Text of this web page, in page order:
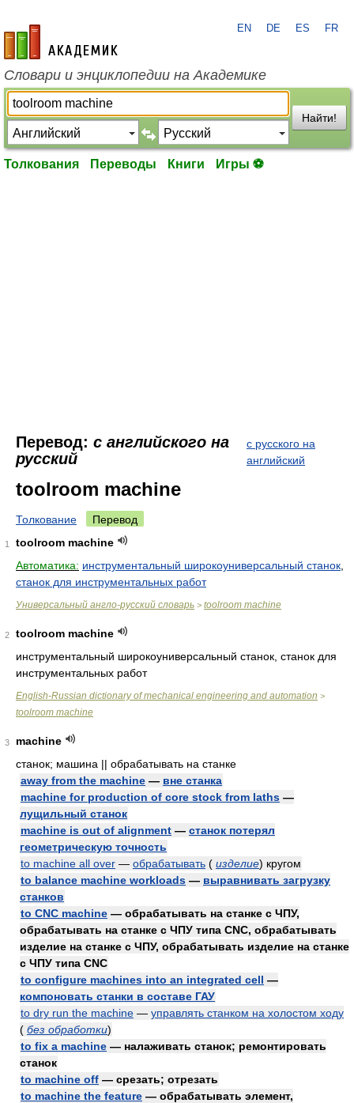
academic.ru
EN DE ES FR
Словари и энциклопедии на Академике
Найти!
Толкования Переводы Книги Игры ⚽
Перевод: с английского на
русский
с русского на
английский
toolroom machine
Толкование Перевод
1
toolroom machine
Автоматика: инструментальный широкоуниверсальный станок
станок для инструментальных работ
Универсальный англо-русский словарь > toolroom machine
2
toolroom machine
инструментальный широкоуниверсальный станок, станок для
инструментальных работ
English-Russian dictionary of mechanical engineering and automation >
toolroom machine
3
machine
станок; машина || обрабатывать на станке
away from the machine — вне станка
machine for production of core stock from laths —
лущильный станок
machine is out of alignment — станок потерял
геометрическую точность
to machine all over — обрабатывать ( изделие) кругом
to balance machine workloads — выравнивать загрузку
станков
to CNC machine — обрабатывать на станке с ЧПУ,
обрабатывать на станке с ЧПУ типа CNC, обрабатывать
изделие на станке с ЧПУ, обрабатывать изделие на станке
с ЧПУ типа CNC
to configure machines into an integrated cell —
компоновать станки в составе ГАУ
to dry run the machine — управлять станком на холостом ходу
( без обработки)
to fix a machine — налаживать станок; ремонтировать
станок
to machine off — срезать; отрезать
to machine the feature — обрабатывать элемент,